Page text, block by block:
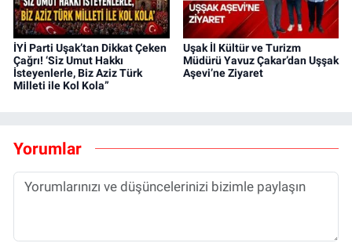
İYİ Parti Uşak’tan Dikkat Çeken
Çağrı! ‘Siz Umut Hakkı
İsteyenlerle, Biz Aziz Türk
Milleti ile Kol Kola”
Uşak İl Kültür ve Turizm
Müdürü Yavuz Çakar’dan Uşşak
Aşevi’ne Ziyaret
Yorumlar